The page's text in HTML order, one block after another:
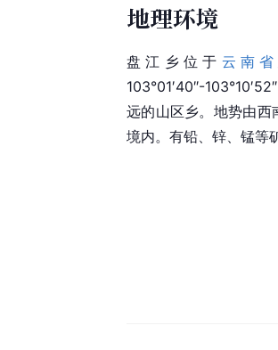
地理环境
盘江乡位于 云南省
103°01′40″-
远的山区乡。地势由
境内。有铅、锌、锰等